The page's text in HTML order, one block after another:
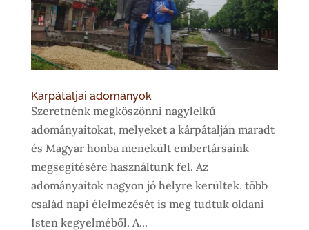
Kárpátaljai adományok
Szeretnénk megköszönni nagylelkű
adományaitokat, melyeket a kárpátalján maradt
és Magyar honba menekült embertársaink
megsegítésére használtunk fel. Az
adományaitok nagyon jó helyre kerültek, több
család napi élelmezését is meg tudtuk oldani
Isten kegyelméből. A...